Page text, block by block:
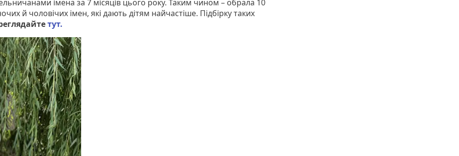
імена за 7 місяців цього року. Таким чином – обрала 10
й чоловічих імен, які дають дітям найчастіше. Підбірку таких
тут.